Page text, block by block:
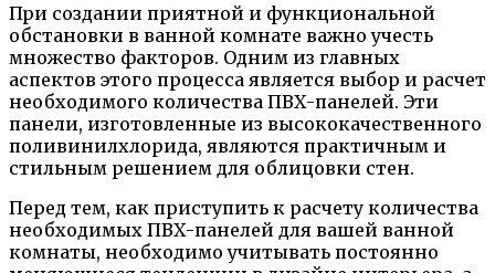
При создании приятной и функциональной
обстановки в ванной комнате важно учесть
множество факторов. Одним из главных
аспектов этого процесса является выбор и расчет
необходимого количества ПВХ-панелей. Эти
панели, изготовленные из высококачественного
поливинилхлорида, являются практичным и
стильным решением для облицовки стен.
Перед тем, как приступить к расчету количества
необходимых ПВХ-панелей для вашей ванной
комнаты, необходимо учитывать постоянно